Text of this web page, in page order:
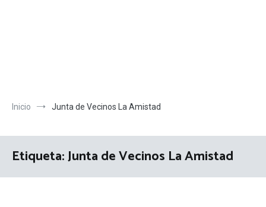
Inicio Junta de Vecinos La Amistad
Etiqueta:Junta de Vecinos La Amistad